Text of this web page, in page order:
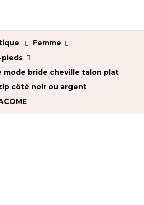
Femme
pieds
mode bride cheville talon plat
côté noir ou argent